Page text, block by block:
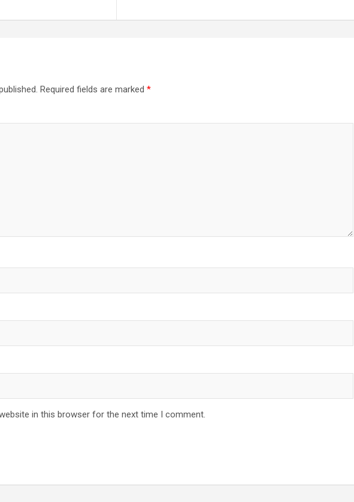
Required fields are marked *
in this browser for the next time I comment.